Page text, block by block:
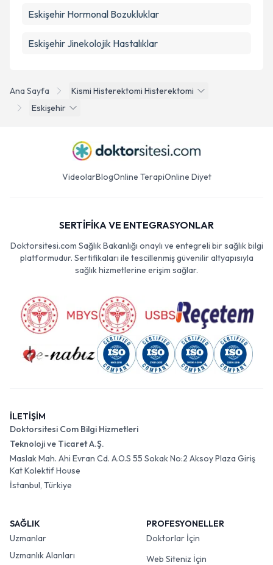
Ana Sayfa
Kismi Histerektomi Histerektomi
Eskişehir
Eskişehir Hormonal Bozukluklar
Eskişehir Jinekolojik Hastalıklar
VideolarBlogOnline TerapiOnline Diyet
SERTİFİKA VE ENTEGRASYONLAR
Doktorsitesi.com Sağlık Bakanlığı onaylı ve entegreli bir sağlık bilgi
platformudur. Sertifikaları ile tescillenmiş güvenilir altyapısıyla
sağlık hizmetlerine erişim sağlar.
İLETİŞİM
Doktorsitesi Com Bilgi Hizmetleri
Teknoloji ve Ticaret A.Ş.
Maslak Mah. Ahi Evran Cd. A.O.S 55 Sokak No:2 Aksoy Plaza Giriş
Kat Kolektif House
İstanbul, Türkiye
SAĞLIK
Uzmanlar
Uzmanlık Alanları
PROFESYONELLER
Doktorlar İçin
Web Siteniz İçin